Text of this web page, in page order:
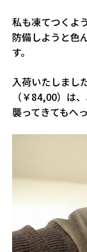
私も凍てつくよ
防備しようと色
す。
入荷いたしまし
（￥84,00）は
襲ってきてもへ